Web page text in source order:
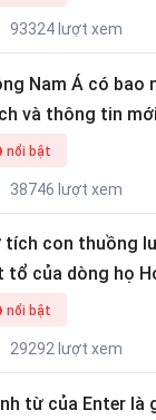
93324 lượt xem
Nam Á có bao
và thông tin
nổi bật
38746 lượt xem
tích con thuồng
tổ của dòng họ
nổi bật
29292 lượt xem
từ của Enter là